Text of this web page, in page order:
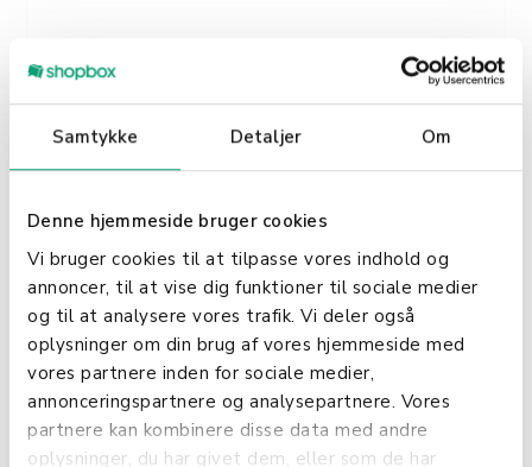
Samtykke Detaljer Om
Denne hjemmeside bruger cookies
Vi bruger cookies til at tilpasse vores indhold og
annoncer, til at vise dig funktioner til sociale medier
og til at analysere vores trafik. Vi deler også
oplysninger om din brug af vores hjemmeside med
vores partnere inden for sociale medier,
annonceringspartnere og analysepartnere. Vores
partnere kan kombinere disse data med andre
oplysninger, du har givet dem, eller som de har
Kundeloyalitet nov. 14, 2023